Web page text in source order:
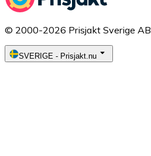
© 2000-2026 Prisjakt Sverige AB
SVERIGE - Prisjakt.nu